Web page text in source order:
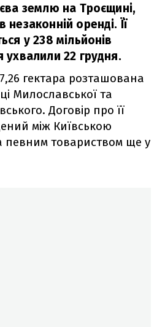
землю на Троєщині,
оренді. Її
у 238 мільйонів
ухвалили 22 грудня.
гектара розташована
Милославської та
Договір про її
між Київською
певним товариством ще у